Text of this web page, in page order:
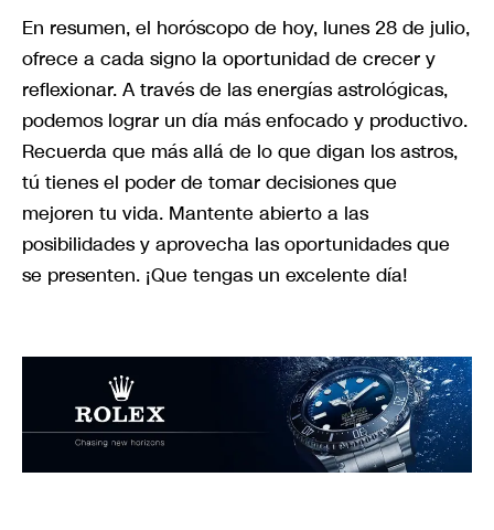
En resumen, el horóscopo de hoy, lunes 28 de julio,
ofrece a cada signo la oportunidad de crecer y
reflexionar. A través de las energías astrológicas,
podemos lograr un día más enfocado y productivo.
Recuerda que más allá de lo que digan los astros,
tú tienes el poder de tomar decisiones que
mejoren tu vida. Mantente abierto a las
posibilidades y aprovecha las oportunidades que
se presenten. ¡Que tengas un excelente día!